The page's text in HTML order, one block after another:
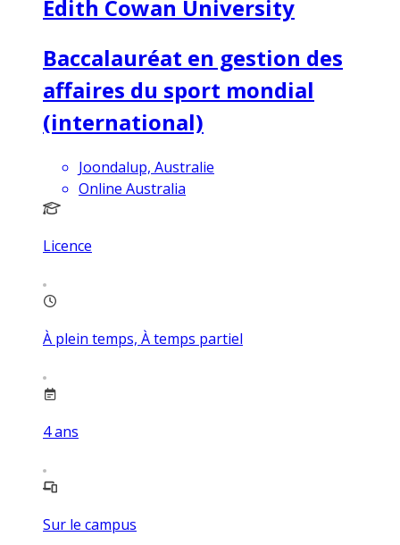
Edith Cowan University
Baccalauréat en gestion des
affaires du sport mondial
(international)
Joondalup, Australie
Online Australia
Licence
À plein temps, À temps partiel
4ans
Sur le campus